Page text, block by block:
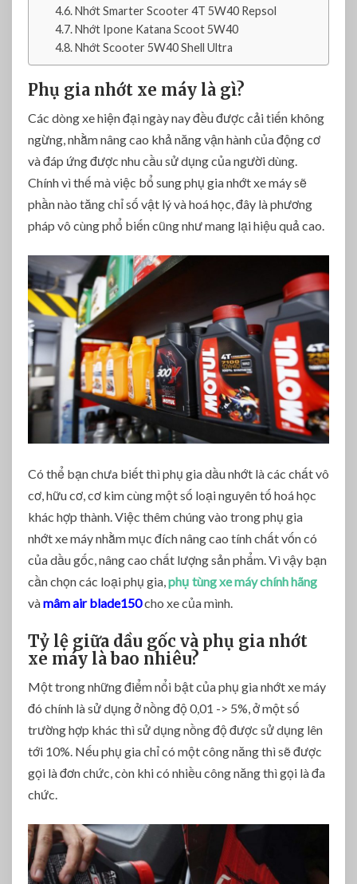
Nhớt Smarter Scooter 4T 5W40 Repsol
Nhớt Ipone Katana Scoot 5W40
Nhớt Scooter 5W40 Shell Ultra
Phụ gia nhớt xe máy là gì?
Các dòng xe hiện đại ngày nay đều được cải tiến không
ngừng, nhằm nâng cao khả năng vận hành của động cơ
và đáp ứng được nhu cầu sử dụng của người dùng.
Chính vì thế mà việc bổ sung phụ gia nhớt xe máy sẽ
phần nào tăng chỉ số vật lý và hoá học, đây là phương
pháp vô cùng phổ biến cũng như mang lại hiệu quả cao.
Có thể bạn chưa biết thì phụ gia dầu nhớt là các chất vô
cơ, hữu cơ, cơ kim cùng một số loại nguyên tố hoá học
khác hợp thành. Việc thêm chúng vào trong phụ gia
nhớt xe máy nhằm mục đích nâng cao tính chất vốn có
của dầu gốc, nâng cao chất lượng sản phẩm. Vì vậy bạn
cần chọn các loại phụ gia,phụ tùng xe máy chính hãng
vàmâm air blade150cho xe của mình.
Tỷ lệ giữa dầu gốc và phụ gia nhớt
xe máy là bao nhiêu?
Một trong những điểm nổi bật của phụ gia nhớt xe máy
đó chính là sử dụng ở nồng độ 0,01 -> 5%, ở một số
trường hợp khác thì sử dụng nồng độ được sử dụng lên
tới 10%. Nếu phụ gia chỉ có một công năng thì sẽ được
gọi là đơn chức, còn khi có nhiều công năng thì gọi là đa
chức.